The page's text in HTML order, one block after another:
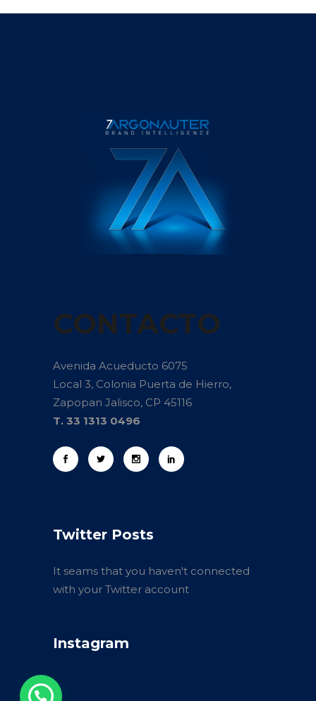
CONTACTO
Avenida Acueducto 6075
Local 3, Colonia Puerta de Hierro,
Zapopan Jalisco, CP 45116
T. 33 1313 0496
Twitter Posts
It seams that you haven't connected
with your Twitter account
Instagram